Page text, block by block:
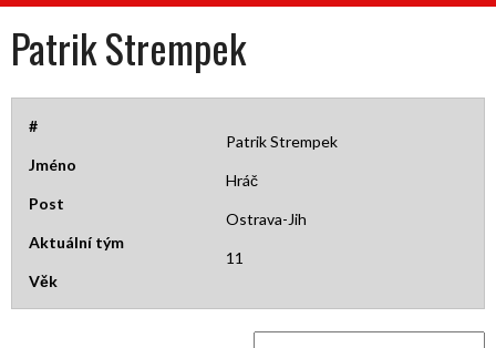
Patrik Strempek
#
Jméno
Patrik Strempek
Post
Hráč
Aktuální tým
Ostrava-Jih
Věk
11